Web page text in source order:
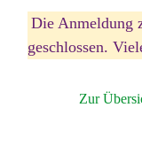
Die Anmeldung
geschlossen.
Zur